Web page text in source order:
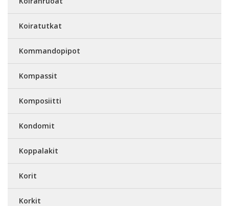
Koiratutkat
Kommandopipot
Kompassit
Komposiitti
Kondomit
Koppalakit
Korit
Korkit